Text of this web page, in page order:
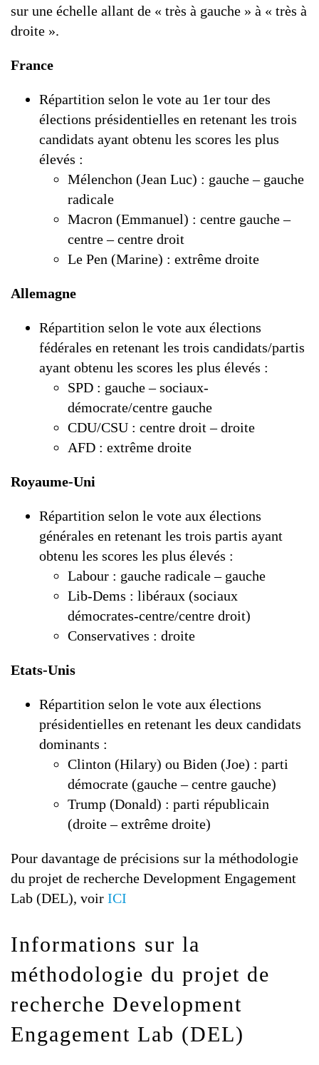
sur une échelle allant de « très à gauche » à « très à
droite ».
France
Répartition selon le vote au 1er tour des
élections présidentielles en retenant les trois
candidats ayant obtenu les scores les plus
élevés :
Mélenchon (Jean Luc) : gauche – gauche
radicale
Macron (Emmanuel) : centre gauche –
centre – centre droit
Le Pen (Marine) : extrême droite
Allemagne
Répartition selon le vote aux élections
fédérales en retenant les trois candidats/partis
ayant obtenu les scores les plus élevés :
SPD : gauche – sociaux-
démocrate/centre gauche
CDU/CSU : centre droit – droite
AFD : extrême droite
Royaume-Uni
Répartition selon le vote aux élections
générales en retenant les trois partis ayant
obtenu les scores les plus élevés :
Labour : gauche radicale – gauche
Lib-Dems : libéraux (sociaux
démocrates-centre/centre droit)
Conservatives : droite
Etats-Unis
Répartition selon le vote aux élections
présidentielles en retenant les deux candidats
dominants :
Clinton (Hilary) ou Biden (Joe) : parti
démocrate (gauche – centre gauche)
Trump (Donald) : parti républicain
(droite – extrême droite)
Pour davantage de précisions sur la méthodologie
du projet de recherche Development Engagement
Lab (DEL), voir ICI
Informations sur la
méthodologie du projet de
recherche Development
Engagement Lab (DEL)